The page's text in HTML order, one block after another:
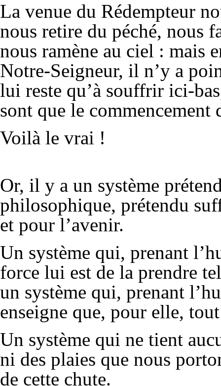
La venue du Rédempteur
nous retire du péché, nous
nous ramène au ciel : mais
Notre-Seigneur, il n’y a
lui reste qu’à souffrir ici-
sont que le
Voilà le vrai !
Or, il y a un système
philosophique, prétendu
et pour l’avenir.
Un système qui, prenant
force lui est de la prendre
un système qui, prenant
enseigne que, pour elle,
Un système qui ne tient
ni des plaies que nous
de cette chute.